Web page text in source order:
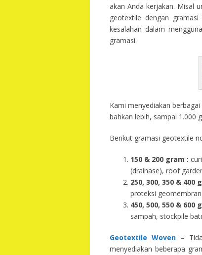
akan Anda kerjakan. Misal
geotextile dengan
kesalahan dalam
gramasi.
Kami menyediakan
bahkan lebih, sampai 1.000
Berikut gramasi geotextile
150 & 200 gram :
(drainase), roof
250, 300, 350 & 400
proteksi
450, 500, 550 & 600
sampah, stockpile
Geotextile Woven –
menyediakan beberapa